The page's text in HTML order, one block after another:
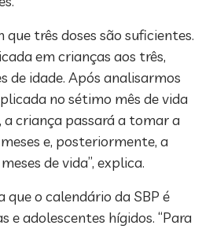
três doses são suficientes.
em crianças aos três,
de idade. Após analisarmos
no sétimo mês de vida
a criança passará a tomar a
e, posteriormente, a
de vida”, explica.
que o calendário da SBP é
e adolescentes hígidos. “Para